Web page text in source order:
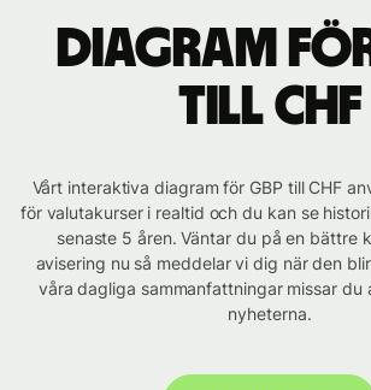
Diagram för
till CHF
Vårt interaktiva diagram för GBP till CHF
för valutakurser i realtid och du kan se
senaste 5 åren. Väntar du på en bättre
avisering nu så meddelar vi dig när den
våra dagliga sammanfattningar missar du
nyheterna.